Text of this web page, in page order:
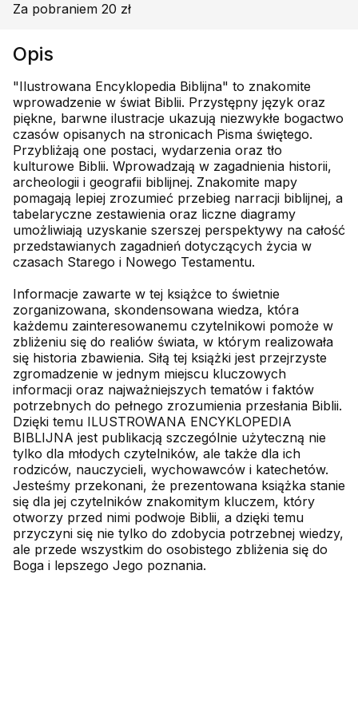
Za pobraniem 20 zł
Opis
"Ilustrowana Encyklopedia Biblijna" to znakomite
wprowadzenie w świat Biblii. Przystępny język oraz
piękne, barwne ilustracje ukazują niezwykłe bogactwo
czasów opisanych na stronicach Pisma świętego.
Przybliżają one postaci, wydarzenia oraz tło
kulturowe Biblii. Wprowadzają w zagadnienia historii,
archeologii i geografii biblijnej. Znakomite mapy
pomagają lepiej zrozumieć przebieg narracji biblijnej, a
tabelaryczne zestawienia oraz liczne diagramy
umożliwiają uzyskanie szerszej perspektywy na całość
przedstawianych zagadnień dotyczących życia w
czasach Starego i Nowego Testamentu.
Informacje zawarte w tej książce to świetnie
zorganizowana, skondensowana wiedza, która
każdemu zainteresowanemu czytelnikowi pomoże w
zbliżeniu się do realiów świata, w którym realizowała
się historia zbawienia. Siłą tej książki jest przejrzyste
zgromadzenie w jednym miejscu kluczowych
informacji oraz najważniejszych tematów i faktów
potrzebnych do pełnego zrozumienia przesłania Biblii.
Dzięki temu ILUSTROWANA ENCYKLOPEDIA
BIBLIJNA jest publikacją szczególnie użyteczną nie
tylko dla młodych czytelników, ale także dla ich
rodziców, nauczycieli, wychowawców i katechetów.
Jesteśmy przekonani, że prezentowana książka stanie
się dla jej czytelników znakomitym kluczem, który
otworzy przed nimi podwoje Biblii, a dzięki temu
przyczyni się nie tylko do zdobycia potrzebnej wiedzy,
ale przede wszystkim do osobistego zbliżenia się do
Boga i lepszego Jego poznania.